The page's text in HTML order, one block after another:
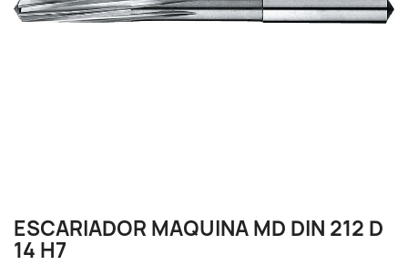
ESCARIADOR MAQUINA MD DIN 212 D
14 H7